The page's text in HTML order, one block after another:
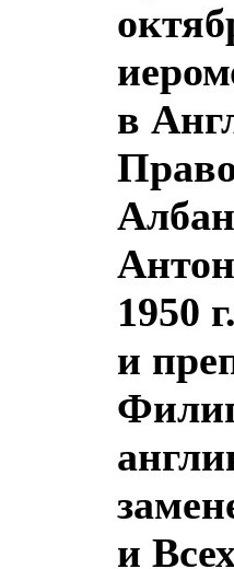
в
1950
и
и